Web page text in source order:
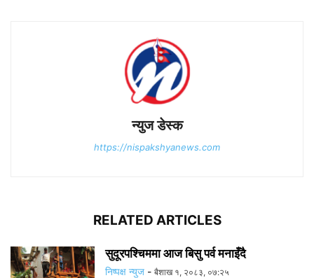
न्युज डेस्क
https://nispakshyanews.com
RELATED ARTICLES
सुदूरपश्चिममा आज बिसु पर्व मनाइँदै
निष्पक्ष न्युज - बैशाख १, २०८३, ०७:२५